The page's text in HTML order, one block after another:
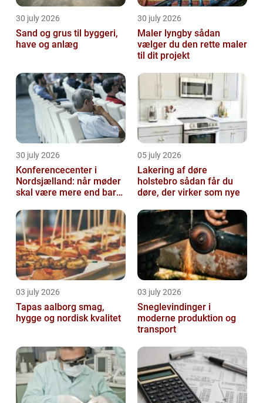
30 july 2026
Sand og grus til byggeri,
have og anlæg
30 july 2026
Maler lyngby sådan
vælger du den rette maler
til dit projekt
30 july 2026
Konferencecenter i
Nordsjælland: når møder
skal være mere end bare
05 july 2026
Lakering af døre
holstebro sådan får du
døre, der virker som nye
03 july 2026
Tapas aalborg smag,
hygge og nordisk kvalitet
03 july 2026
Sneglevindinger i
moderne produktion og
transport